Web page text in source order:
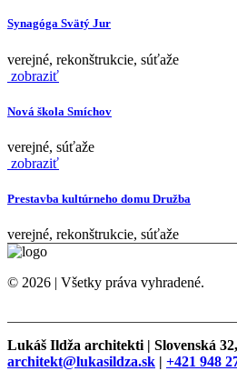
Synagóga Svätý Jur
verejné, rekonštrukcie, súťaže
zobraziť
Nová škola Smíchov
verejné, súťaže
zobraziť
Prestavba kultúrneho domu Družba
verejné, rekonštrukcie, súťaže
© 2026 | Všetky práva vyhradené.
Lukáš Ildža architekti | Slovenská
architekt@lukasildza.sk | +421 948